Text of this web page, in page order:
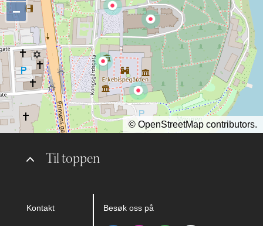
Til toppen
Kontakt Besøk oss på
−
© OpenStreetMap contributors.